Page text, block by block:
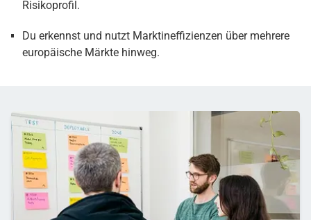
Risikoprofil.
Du erkennst und nutzt Marktineffizienzen über mehrere
europäische Märkte hinweg.